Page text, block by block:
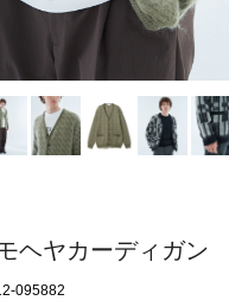
ヘヤカーディガン
095882